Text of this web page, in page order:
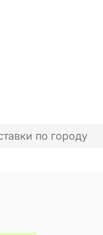
по городу